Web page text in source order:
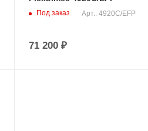
Под заказ Арт.: 4920C/EFP
71 200₽